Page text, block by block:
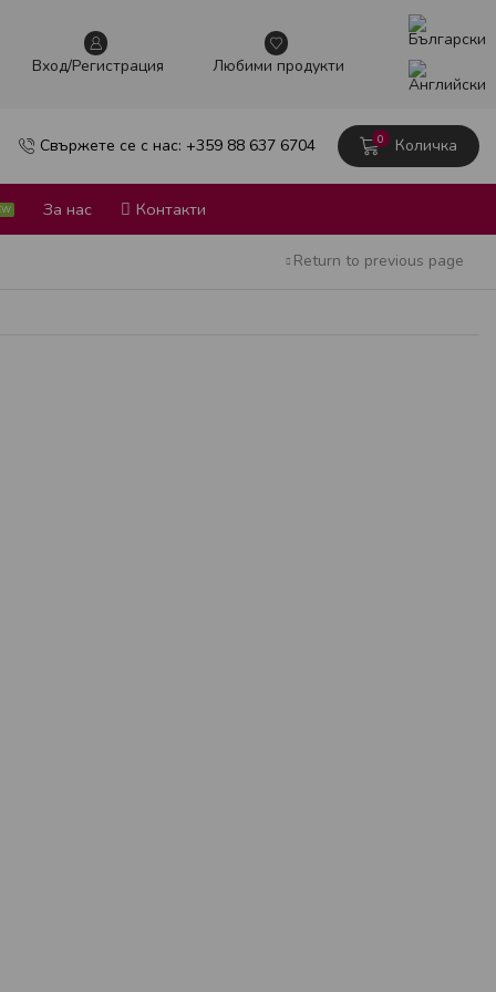
Вxод/Регистрация Любими продукти
Свържете се с нас: +359 88 637 6704 0 Количка
За нас Контакти
Return to previous page